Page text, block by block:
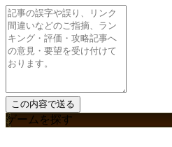
ゲームを探す